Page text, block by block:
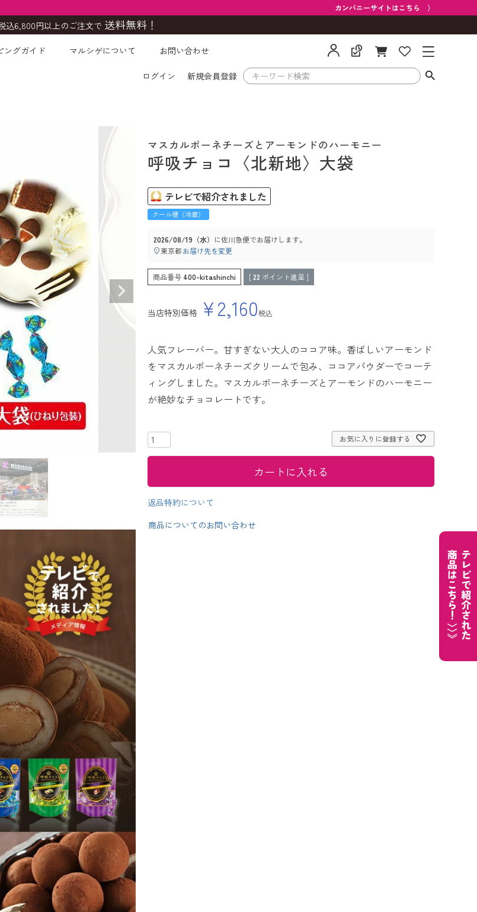
カンパニーサイトはこちら 〉
込6,800円以上のご注文で 送料無料！
ングガイド マルシゲについて お問い合わせ
ログイン 新規会員登録
マスカルポーネチーズとアーモンドのハーモニー
呼吸チョコ〈北新地〉大袋
テレビで紹介されました
クール便（冷蔵）
2026/08/19（水） に佐川急便でお届けします。
東京都お届け先を変更
商品番号 400-kitashinchi [ 22 ポイント進呈 ]
当店特別価格 ¥2,160税込
人気フレーバー。甘すぎない大人のココア味。香ばしいアーモンド
をマスカルポーネチーズクリームで包み、ココアパウダーでコーテ
ィングしました。マスカルポーネチーズとアーモンドのハーモニー
が絶妙なチョコレートです。
お気に入りに登録する
カートに入れる
返品特約について
商品についてのお問い合わせ